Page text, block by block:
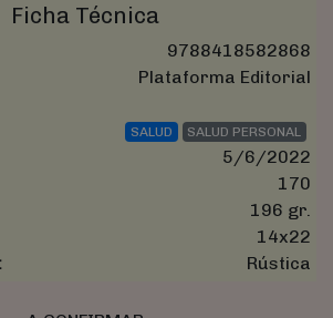
Ficha Técnica
9788418582868
Plataforma Editorial
SALUD SALUD PERSONAL
5/6/2022
170
196 gr.
14x22
Rústica